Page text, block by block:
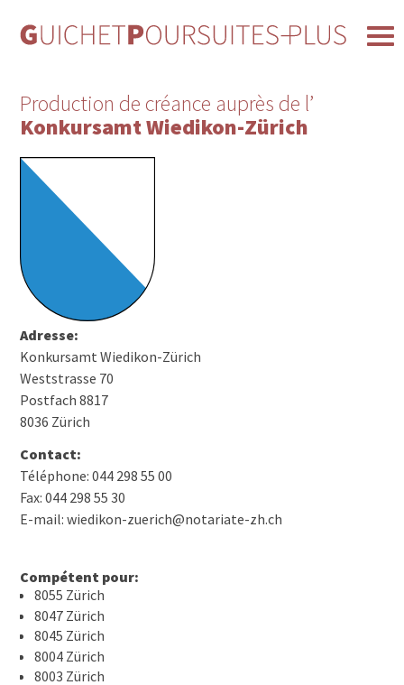
Production de créance auprès de l’
Konkursamt Wiedikon-Zürich
Adresse:
Konkursamt Wiedikon-Zürich
Weststrasse 70
Postfach 8817
8036 Zürich
Contact:
Téléphone: 044 298 55 00
Fax: 044 298 55 30
E-mail: wiedikon-zuerich@notariate-zh.ch
Compétent pour:
8055 Zürich
8047 Zürich
8045 Zürich
8004 Zürich
8003 Zürich